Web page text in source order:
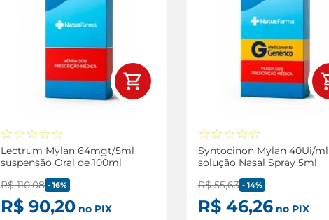
☆☆☆☆☆
Lectrum Mylan 64mgt/5ml
suspensão Oral de 100ml
R$ 110,08 -16%
R$ 90,20 no PIX
☆☆☆☆☆
Syntocinon Mylan 40Ui/ml
solução Nasal Spray 5ml
R$ 55,63 - 14%
R$ 46,26no PIX